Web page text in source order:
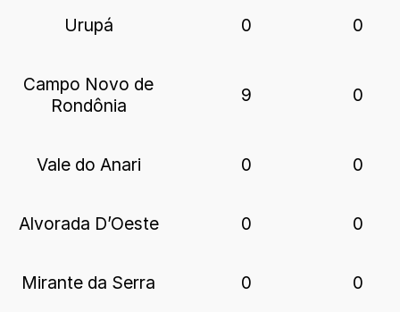
Urupá 0 0
Campo Novo de
Rondônia
9 0
Vale do Anari 0 0
Alvorada D’Oeste 0 0
Mirante da Serra 0 0